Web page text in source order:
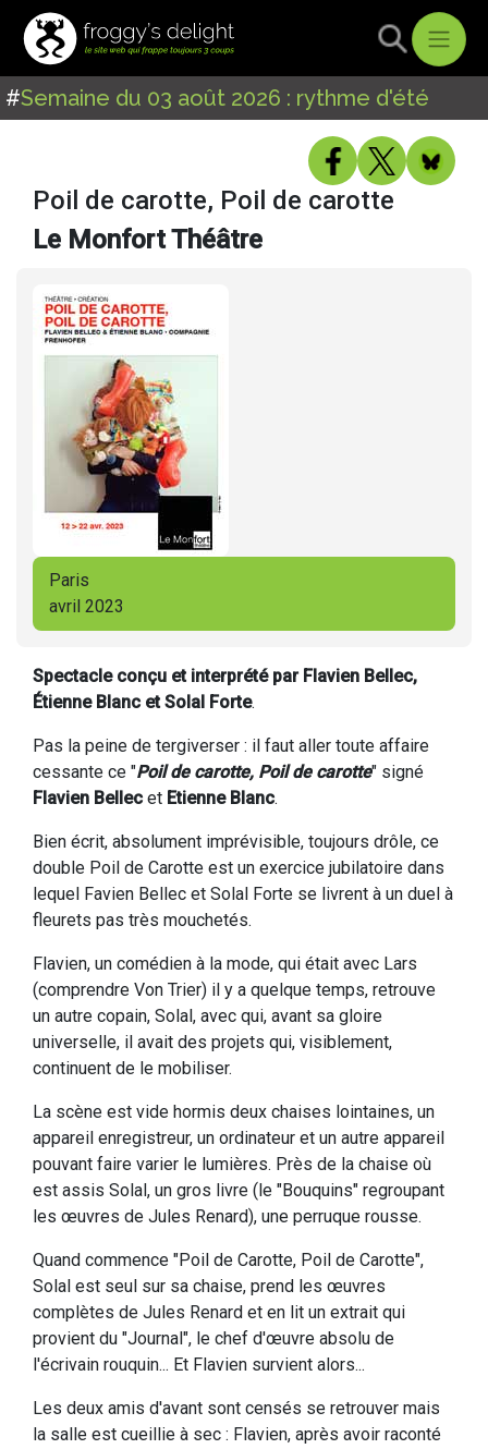
#Semaine du 03 août 2026 : rythme d'été
Poil de carotte, Poil de carotte
Le Monfort Théâtre
Paris
avril 2023
Spectacle conçu et interprété par Flavien Bellec,
Étienne Blanc et Solal Forte.
Pas la peine de tergiverser : il faut aller toute affaire
cessante ce "Poil de carotte, Poil de carotte" signé
Flavien Bellec et Etienne Blanc.
Bien écrit, absolument imprévisible, toujours drôle, ce
double Poil de Carotte est un exercice jubilatoire dans
lequel Favien Bellec et Solal Forte se livrent à un duel à
fleurets pas très mouchetés.
Flavien, un comédien à la mode, qui était avec Lars
(comprendre Von Trier) il y a quelque temps, retrouve
un autre copain, Solal, avec qui, avant sa gloire
universelle, il avait des projets qui, visiblement,
continuent de le mobiliser.
La scène est vide hormis deux chaises lointaines, un
appareil enregistreur, un ordinateur et un autre appareil
pouvant faire varier le lumières. Près de la chaise où
est assis Solal, un gros livre (le "Bouquins" regroupant
les œuvres de Jules Renard), une perruque rousse.
Quand commence "Poil de Carotte, Poil de Carotte",
Solal est seul sur sa chaise, prend les œuvres
complètes de Jules Renard et en lit un extrait qui
provient du "Journal", le chef d'œuvre absolu de
l'écrivain rouquin... Et Flavien survient alors...
Les deux amis d'avant sont censés se retrouver mais
la salle est cueillie à sec : Flavien, après avoir raconté